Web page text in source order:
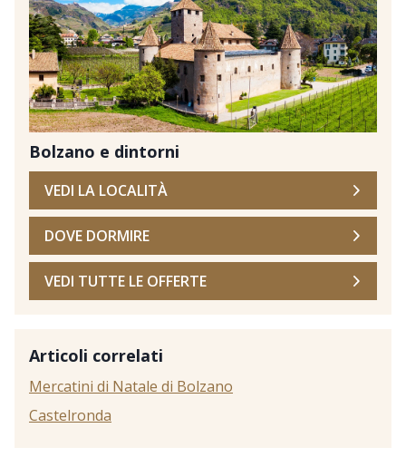
Bolzano e dintorni
VEDI LA LOCALITÀ
DOVE DORMIRE
VEDI TUTTE LE OFFERTE
Articoli correlati
Mercatini di Natale di Bolzano
Castelronda